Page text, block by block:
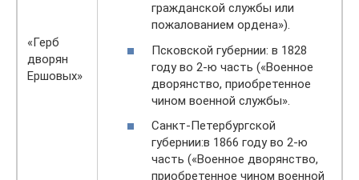
«Герб
дворян
Ершовых»
гражданской службы или
пожалованием ордена»).
Псковской губернии: в 1828
году во 2-ю часть («Военное
дворянство, приобретенное
чином военной службы».
Санкт-Петербургской
губернии:в 1866 году во 2-ю
часть («Военное дворянство,
приобретенное чином военной